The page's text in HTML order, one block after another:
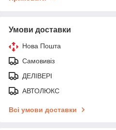
Умови доставки
Нова Пошта
Самовивіз
ДЕЛІВЕРІ
АВТОЛЮКС
Всі умови доставки